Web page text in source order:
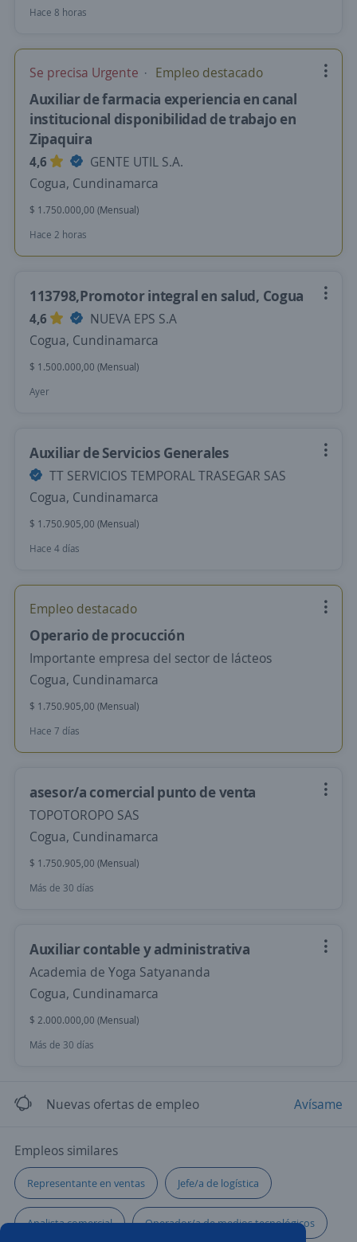
Hace 8 horas
Se precisa Urgente Empleo destacado
Auxiliar de farmacia experiencia en canal
institucional disponibilidad de trabajo en
Zipaquira
4,6
GENTE UTIL S.A.
Cogua, Cundinamarca
$ 1.750.000,00 (Mensual)
Hace 2 horas
113798,Promotor integral en salud, Cogua
4,6
NUEVA EPS S.A
Cogua, Cundinamarca
$ 1.500.000,00 (Mensual)
Ayer
Auxiliar de Servicios Generales
TT SERVICIOS TEMPORAL TRASEGAR SAS
Cogua, Cundinamarca
$ 1.750.905,00 (Mensual)
Hace 4 días
Empleo destacado
Operario de procucción
Importante empresa del sector de lácteos
Cogua, Cundinamarca
$ 1.750.905,00 (Mensual)
Hace 7 días
asesor/a comercial punto de venta
TOPOTOROPO SAS
Cogua, Cundinamarca
$ 1.750.905,00 (Mensual)
Más de 30 días
Auxiliar contable y administrativa
Academia de Yoga Satyananda
Cogua, Cundinamarca
$ 2.000.000,00 (Mensual)
Más de 30 días
Nuevas ofertas de empleo Avísame
Empleos similares
Representante en ventas Jefe/a de logística
Analista comercial Operador/a de medios tecnológicos